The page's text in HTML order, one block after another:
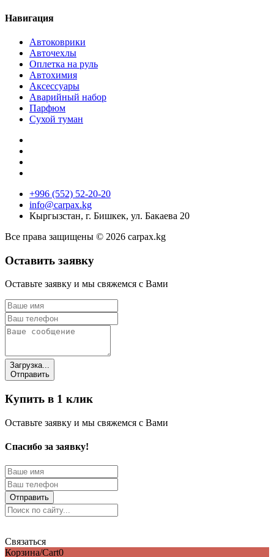
Навигация
Автоковрики
Авточехлы
Оплетка на руль
Автохимия
Аксессуары
Аварийный набор
Парфюм
Сухой туман
+996 (552) 52-20-20
info@carpax.kg
Кыргызстан, г. Бишкек, ул. Бакаева 20
Все права защищены © 2026 carpax.kg
Оставить заявку
Оставьте заявку и мы свяжемся с Вами
Загрузка...
Отправить
Купить в 1 клик
Оставьте заявку и мы свяжемся с Вами
Спасибо за заявку!
Отправить
Связаться
Корзина/Cart0